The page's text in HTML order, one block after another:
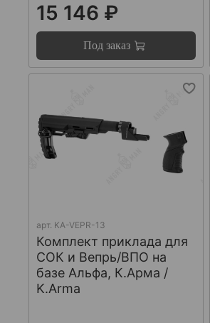
15 146 ₽
Под заказ
арт. KA-VEPR-13
Комплект приклада для
СОК и Вепрь/ВПО на
базе Альфа, К.Арма /
K.Arma